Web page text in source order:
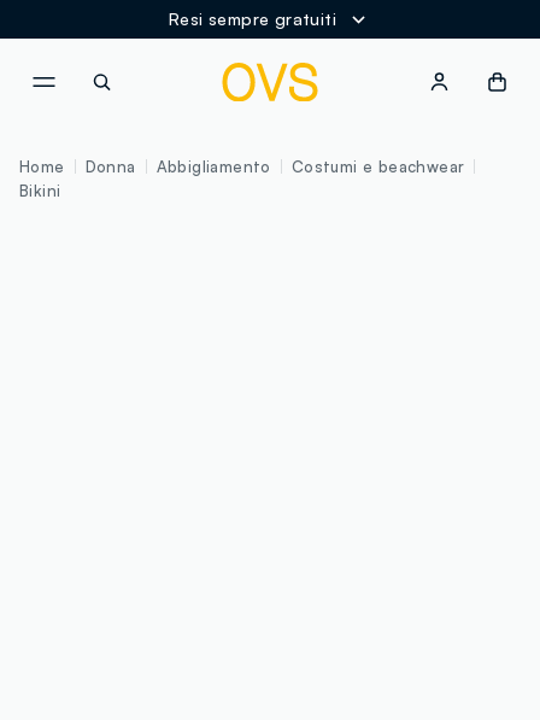
Resi sempre gratuiti
Home Donna Abbigliamento
Costumi e beachwear
Bikini